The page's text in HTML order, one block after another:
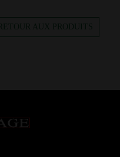
RETOUR AUX PRODUITS